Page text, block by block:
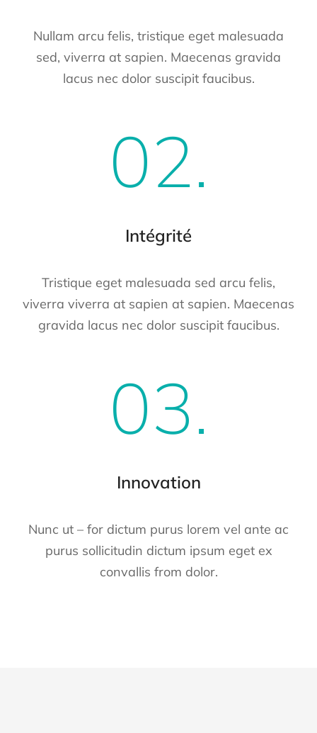
Nullam arcu felis, tristique eget malesuada
sed, viverra at sapien. Maecenas gravida
lacus nec dolor suscipit faucibus.
02.
Intégrité
Tristique eget malesuada sed arcu felis,
viverra viverra at sapien at sapien. Maecenas
gravida lacus nec dolor suscipit faucibus.
03.
Innovation
Nunc ut – for dictum purus lorem vel ante ac
purus sollicitudin dictum ipsum eget ex
convallis from dolor.